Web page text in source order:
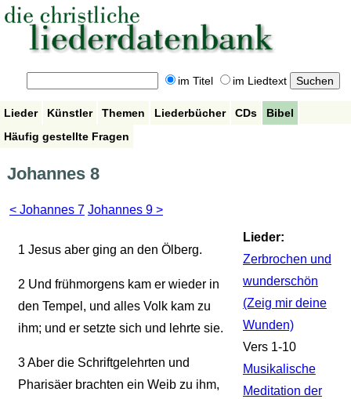
im Titel im Liedtext
Lieder Künstler Themen Liederbücher CDs
Bibel
Häufig gestellte Fragen
Johannes 8
< Johannes 7 Johannes 9 >
1 Jesus aber ging an den Ölberg.
2 Und frühmorgens kam er wieder in
den Tempel, und alles Volk kam zu
ihm; und er setzte sich und lehrte sie.
3Aber die Schriftgelehrten und
Pharisäer brachten ein Weib zu ihm,
Lieder:
Zerbrochen und
wunderschön
(Zeig mir deine
Wunden)
Vers 1-10
Musikalische
Meditation der